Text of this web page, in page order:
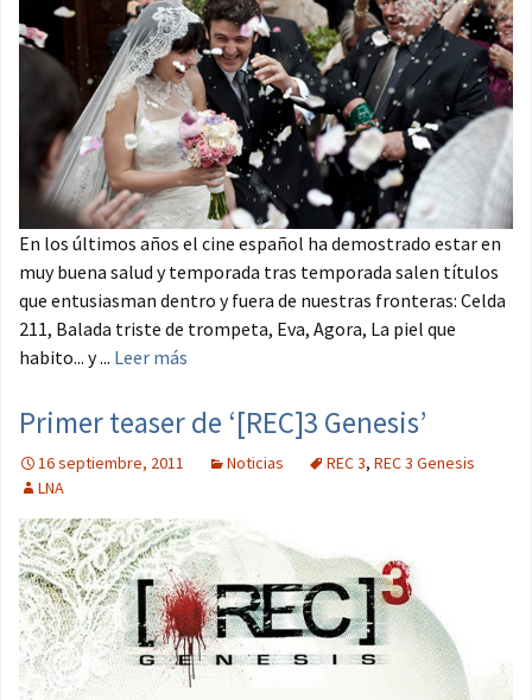
En los últimos años el cine español ha demostrado estar en
muy buena salud y temporada tras temporada salen títulos
que entusiasman dentro y fuera de nuestras fronteras: Celda
211, Balada triste de trompeta, Eva, Agora, La piel que
habito... y ... Leer más
Primer teaser de ‘[REC]3 Genesis’
16 septiembre, 2011 Noticias REC 3, REC 3 Genesis
LNA